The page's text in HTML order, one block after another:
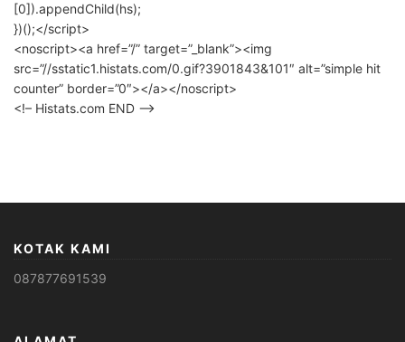
[0]).appendChild(hs);
})();</script>
<noscript><a href=”/” target=”_blank”><img
src=”//sstatic1.histats.com/0.gif?3901843&101″ alt=”simple hit
counter” border=”0″></a></noscript>
<!– Histats.com END –>
KOTAK KAMI
087877691539